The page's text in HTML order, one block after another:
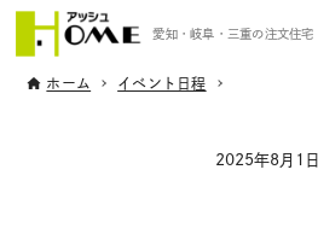
愛知・岐阜・三重の注文住宅
ホーム イベント日程
2025年8月1日